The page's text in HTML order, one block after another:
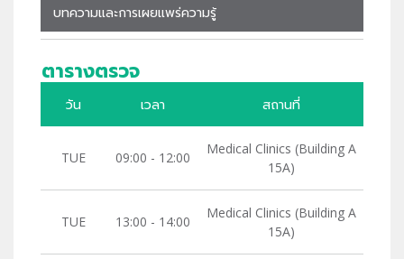
บทความและการเผยแพร่ความรู้
ตารางตรวจ
วัน เวลา สถานที่
TUE 09:00 - 12:00
Medical Clinics (Building A
15A)
TUE 13:00 - 14:00
Medical Clinics (Building A
15A)